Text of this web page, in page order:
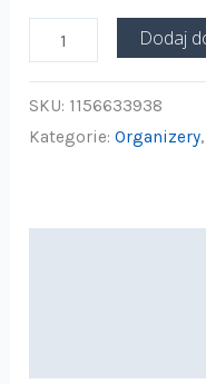
Dodaj
SKU: 1156633938
Kategorie:Organizery